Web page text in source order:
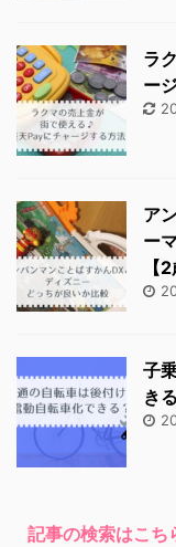
ラ
ー
ア
ー
【
子
き
記事の検索はこち